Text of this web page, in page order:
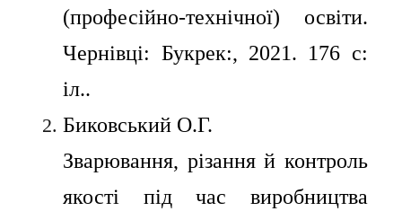
(професійно-технічної) освіти.
Чернівці: Букрек:, 2021. 176 с:
іл..
Биковський О.Г.
Зварювання, різання й контроль
якості під час виробництва